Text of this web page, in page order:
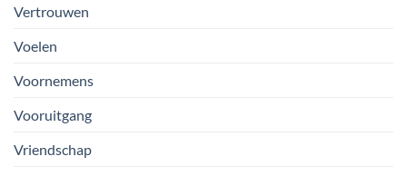
Vertrouwen
Voelen
Voornemens
Vooruitgang
Vriendschap